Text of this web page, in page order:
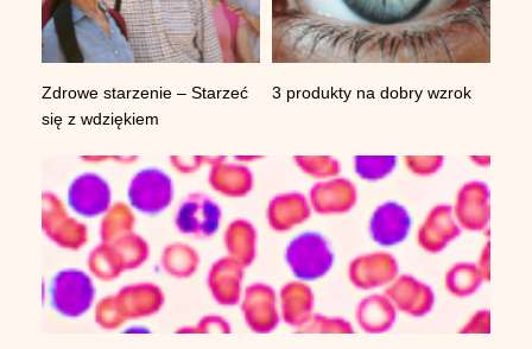
Zdrowe starzenie – Starzeć
się z wdziękiem
3 produkty na dobry wzrok